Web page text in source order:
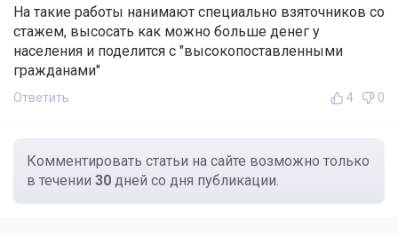
На такие работы нанимают специально взяточников со
стажем, высосать как можно больше денег у
населения и поделится с "высокопоставленными
гражданами"
Ответить 4 0
Комментировать статьи на сайте возможно только
в течении 30 дней со дня публикации.